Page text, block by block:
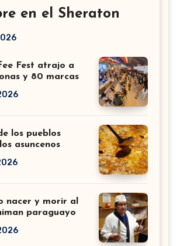
en el Sheraton
Fest atrajo a
y 80 marcas
los pueblos
asuncenos
nacer y morir al
paraguayo